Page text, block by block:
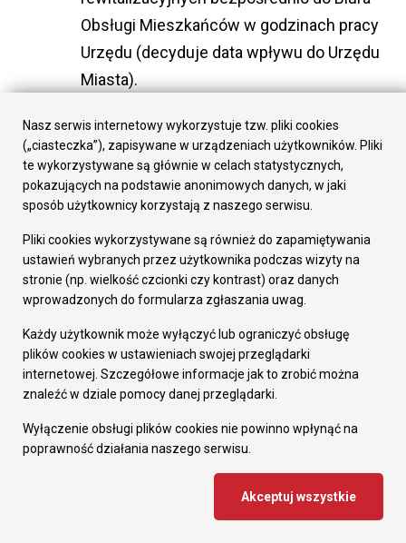
Obsługi Mieszkańców w godzinach pracy
Urzędu (decyduje data wpływu do Urzędu
Miasta).
Karta projektu przedsięwzięcia
rewitalizacyjnego docx, 3.5 MiB
Karta projektu przedsięwzięcia
rewitalizacyjnego (wersja dostępna) docx, 4.1
MiB
Zapraszamy do składania przedsięwzięć
Ankieta - badanie
obszaru rewitalizacji
W związku z aktualizacją Gminnego Programu
Rewitalizacji Miasta Ruda Śląska do 2030 roku
prosimy o wypełnienie krótkiej ankiety, która
Nasz serwis internetowy wykorzystuje tzw. pliki cookies
(„ciasteczka”), zapisywane w urządzeniach użytkowników. Pliki
te wykorzystywane są głównie w celach statystycznych,
pokazujących na podstawie anonimowych danych, w jaki
sposób użytkownicy korzystają z naszego serwisu.
Pliki cookies wykorzystywane są również do zapamiętywania
ustawień wybranych przez użytkownika podczas wizyty na
stronie (np. wielkość czcionki czy kontrast) oraz danych
wprowadzonych do formularza zgłaszania uwag.
Każdy użytkownik może wyłączyć lub ograniczyć obsługę
plików cookies w ustawieniach swojej przeglądarki
internetowej. Szczegółowe informacje jak to zrobić można
znaleźć w dziale pomocy danej przeglądarki.
Wyłączenie obsługi plików cookies nie powinno wpłynąć na
poprawność działania naszego serwisu.
Akceptuj wszystkie